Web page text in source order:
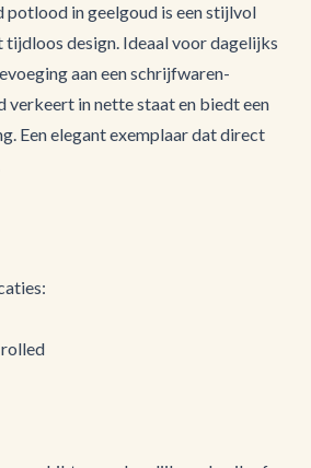
potlood in geelgoud is een stijlvol
design. Ideaal voor dagelijks
aan een schrijfwaren-
in nette staat en biedt een
Een elegant exemplaar dat direct